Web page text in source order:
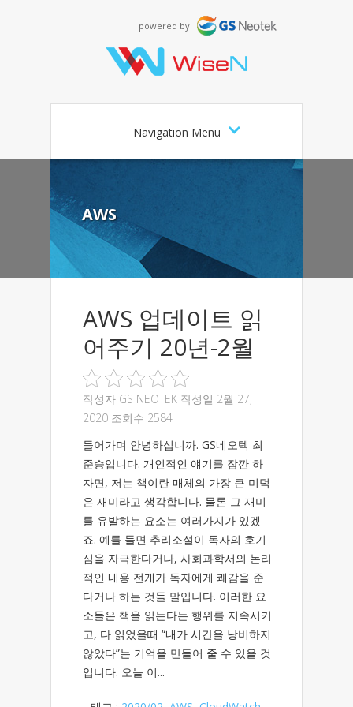
powered by
Navigation Menu
AWS
AWS 업데이트 읽
어주기 20년-2월
작성자 GS NEOTEK 작성일 2월 27,
2020 조회수 2584
들어가며 안녕하십니까. GS네오텍 최
준승입니다. 개인적인 얘기를 잠깐 하
자면, 저는 책이란 매체의 가장 큰 미덕
은 재미라고 생각합니다. 물론 그 재미
를 유발하는 요소는 여러가지가 있겠
죠. 예를 들면 추리소설이 독자의 호기
심을 자극한다거나, 사회과학서의 논리
적인 내용 전개가 독자에게 쾌감을 준
다거나 하는 것들 말입니다. 이러한 요
소들은 책을 읽는다는 행위를 지속시키
고, 다 읽었을때 “내가 시간을 낭비하지
않았다”는 기억을 만들어 줄 수 있을 것
입니다. 오늘 이...